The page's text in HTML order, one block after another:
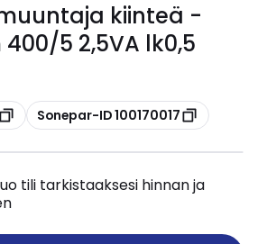
kiinteä -
400/5 2,5VA lk0,5
Kopioi
Sonepar-ID 100170017
tili tarkistaaksesi hinnan ja